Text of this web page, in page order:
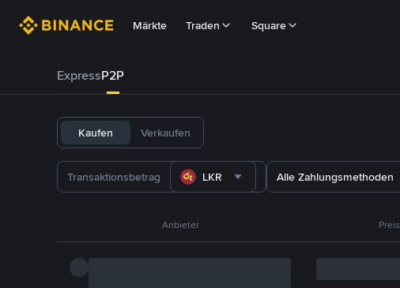
Märkte Traden Square
ExpressP2P
Kaufen Verkaufen
LKR Alle Zahlungsmethoden
Anbieter Preis